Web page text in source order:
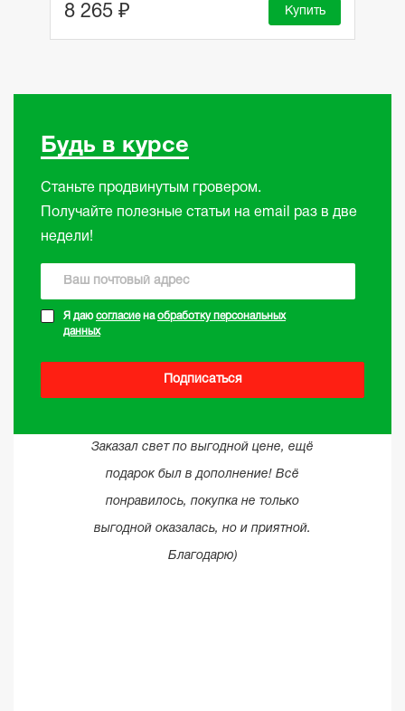
8 265 ₽ Купить
Будь в курсе
Станьте продвинутым гровером.
Получайте полезные статьи на email раз в две
недели!
Я даюсогласиенаобработку персональных
данных
Подписаться
Заказал свет по выгодной цене, ещё
подарок был в дополнение! Всё
понравилось, покупка не только
выгодной оказалась, но и приятной.
Благодарю)